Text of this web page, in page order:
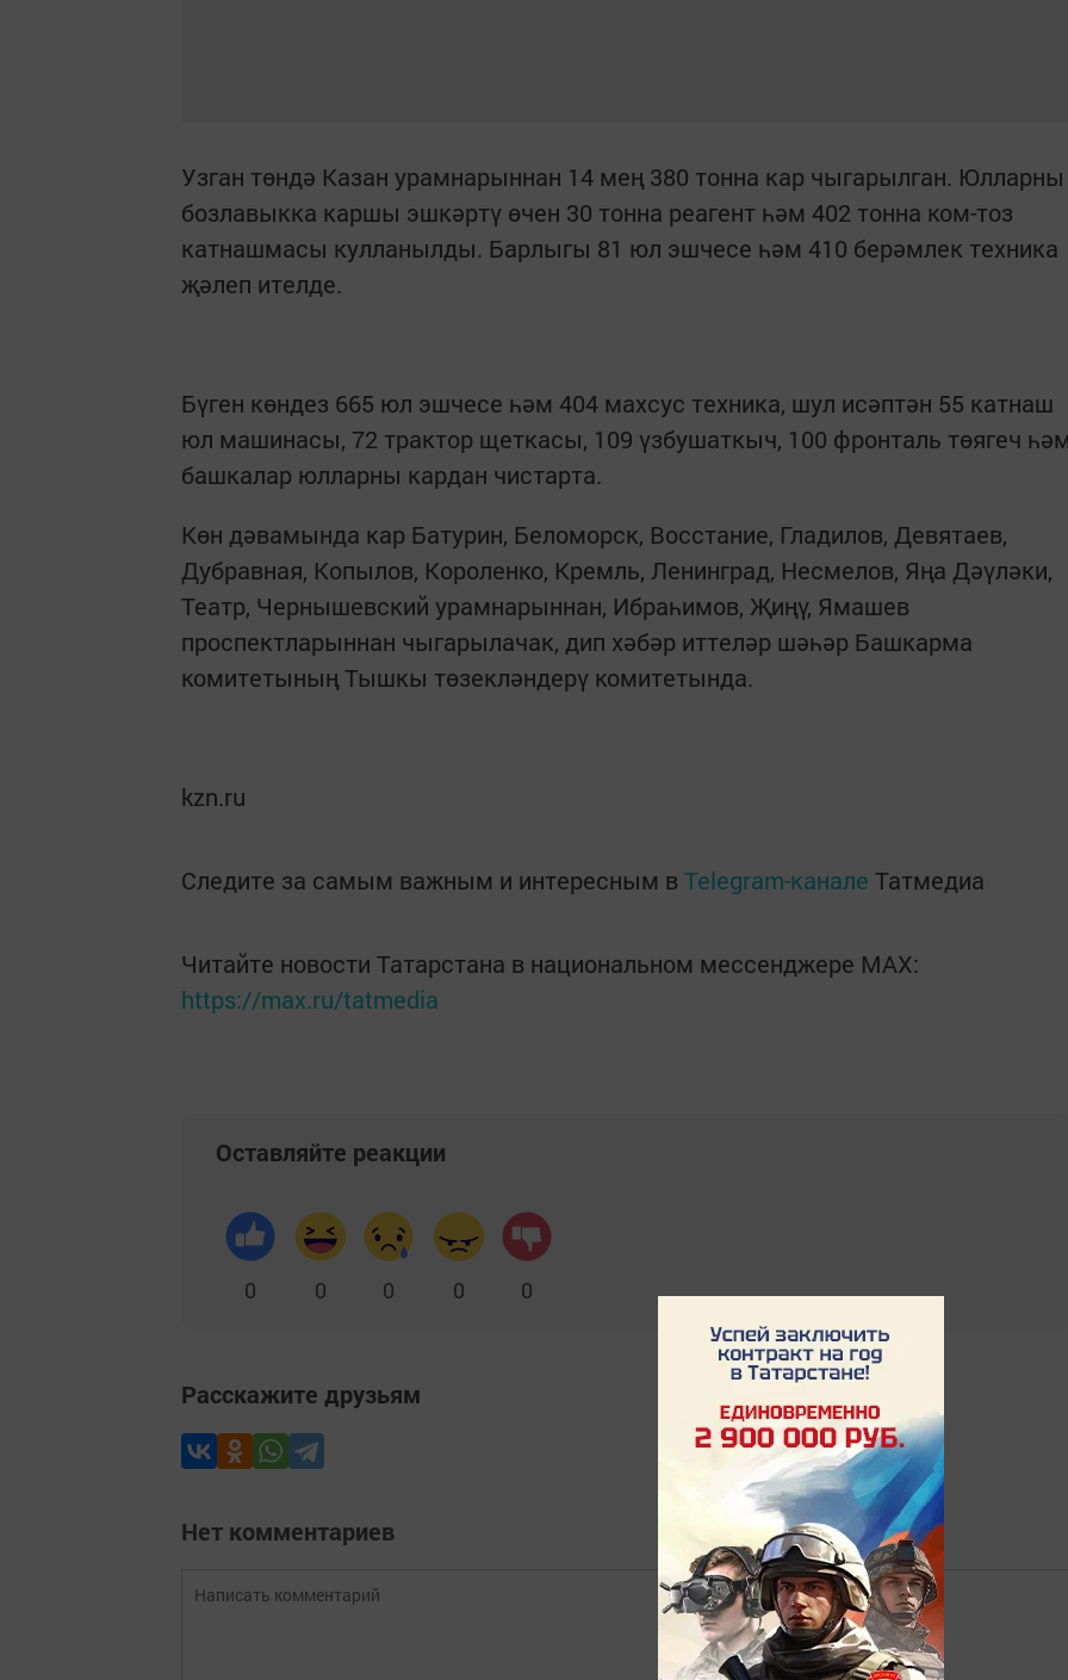
Узган төндә Казан урамнарыннан 14 мең 380 тонна кар чыгарылган. Юлларны
бозлавыкка каршы эшкәртү өчен 30 тонна реагент һәм 402 тонна ком-тоз
катнашмасы кулланылды. Барлыгы 81 юл эшчесе һәм 410 берәмлек техника
җәлеп ителде.
Бүген көндез 665 юл эшчесе һәм 404 махсус техника, шул исәптән 55 катнаш
юл машинасы, 72 трактор щеткасы, 109 үзбушаткыч, 100 фронталь төягеч
башкалар юлларны кардан чистарта.
Көн дәвамында кар Батурин, Беломорск, Восстание, Гладилов, Девятаев,
Дубравная, Копылов, Короленко, Кремль, Ленинград, Несмелов, Яңа Дәүләки,
Театр, Чернышевский урамнарыннан, Ибраһимов, Җиңү, Ямашев
проспектларыннан чыгарылачак, дип хәбәр иттеләр шәһәр Башкарма
комитетының Тышкы төзекләндерү комитетында.
kzn.ru
Следите за самым важным и интересным в Telegram-канале Татмедиа
Читайте новости Татарстана в национальном мессенджере MАХ:
https://max.ru/tatmedia
Оставляйте реакции
0 0 0 0 0
Расскажите друзьям
Нет комментариев